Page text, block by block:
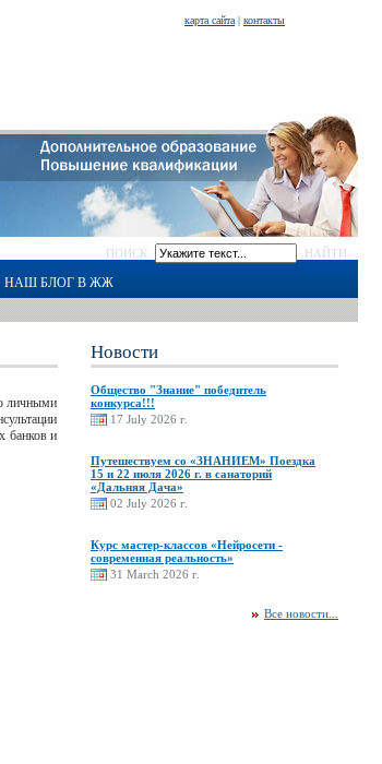
карта сайта | контакты
ПОИСК НАЙТИ
НАШ БЛОГ В ЖЖ
личными
банков и
Новости
Общество "Знание" победитель
конкурса!!!
17 July 2026 г.
Путешествуем со «ЗНАНИЕМ» Поездка
15 и 22 июля 2026 г. в санаторий
«Дальняя Дача»
02 July 2026 г.
Курс мастер-классов «Нейросети -
современная реальность»
31 March 2026 г.
Все новости...